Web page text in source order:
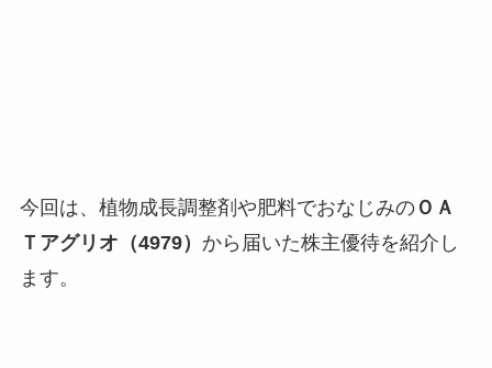
今回は、植物成長調整剤や肥料でおなじみのＯＡ
Ｔアグリオ（4979） から届いた株主優待を紹介し
ます。